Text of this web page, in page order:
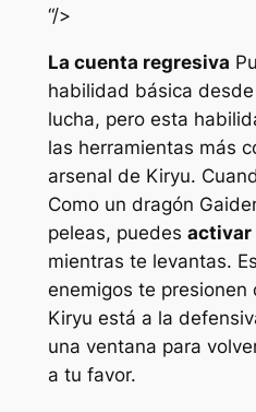
“/>
La cuenta regresiva
habilidad básica
lucha, pero esta
las herramientas más
arsenal de Kiryu.
Como un dragón
peleas, puedes activar
mientras te levantas.
enemigos te presionen
Kiryu está a la
una ventana para
a tu favor.